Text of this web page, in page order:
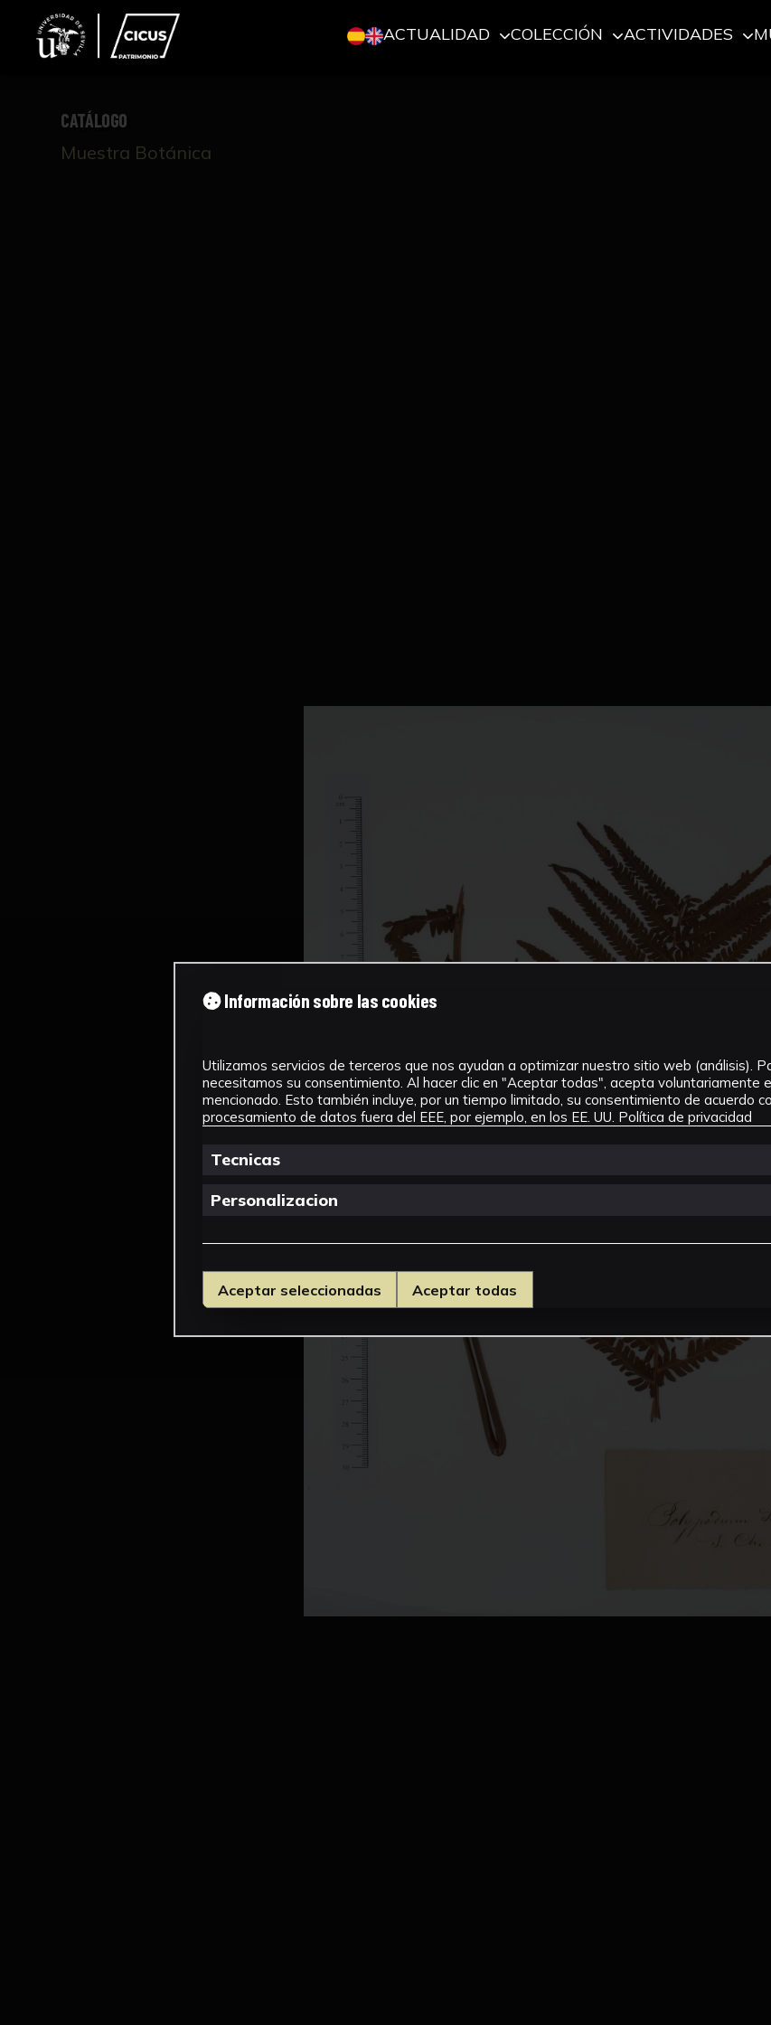
ACTUALIDAD COLECCIÓN ACTIVIDADES
CATÁLOGO
Muestra Botánica
Información sobre las cookies
Utilizamos servicios de terceros que nos ayudan a optimizar nuestro sitio web (análisis).
necesitamos su consentimiento. Al hacer clic en "Aceptar todas", acepta
mencionado. Esto también incluye, por un tiempo limitado, su consentimiento de acuerdo
procesamiento de datos fuera del EEE, por ejemplo, en los EE. UU. Política de privacidad
Tecnicas
Personalizacion
Aceptar seleccionadas Aceptar todas